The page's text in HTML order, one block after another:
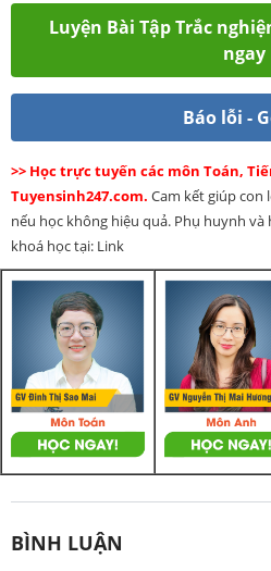
Luyện Bài Tập Trắc
ngay
Báo lỗi -
>> Học trực tuyến các môn Toán,
Tuyensinh247.com. Cam kết giúp con
nếu học không hiệu quả. Phụ huynh
khoá học tại: Link
BÌNH LUẬN